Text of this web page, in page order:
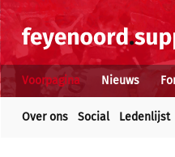
Voorpagina Nieuws
Over ons Social Ledenlijst